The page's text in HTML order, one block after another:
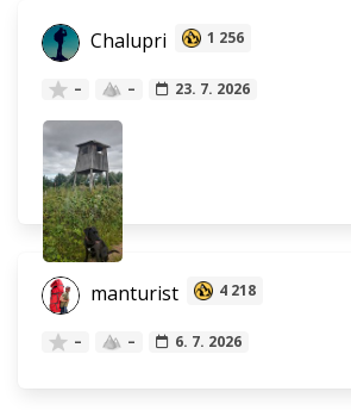
Chalupri 1 256
– – 23. 7. 2026
manturist 4 218
– – 6. 7. 2026